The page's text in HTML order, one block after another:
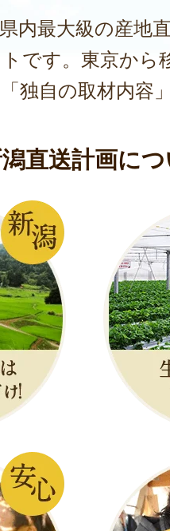
内最大級の産地
です。東京から
独自の取材内容
直送計画に